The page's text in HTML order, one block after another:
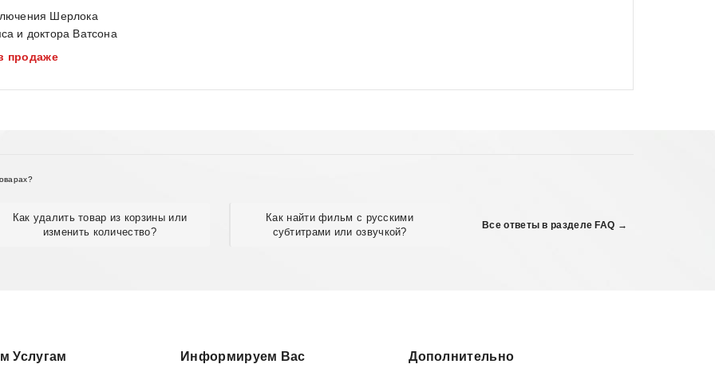
Шерлока
и доктора Ватсона
продаже
Как удалить товар из корзины или
изменить количество?
Как найти фильм с русскими
субтитрами или озвучкой?
Все ответы в разделе FAQ →
Услугам Информируем Вас Дополнительно